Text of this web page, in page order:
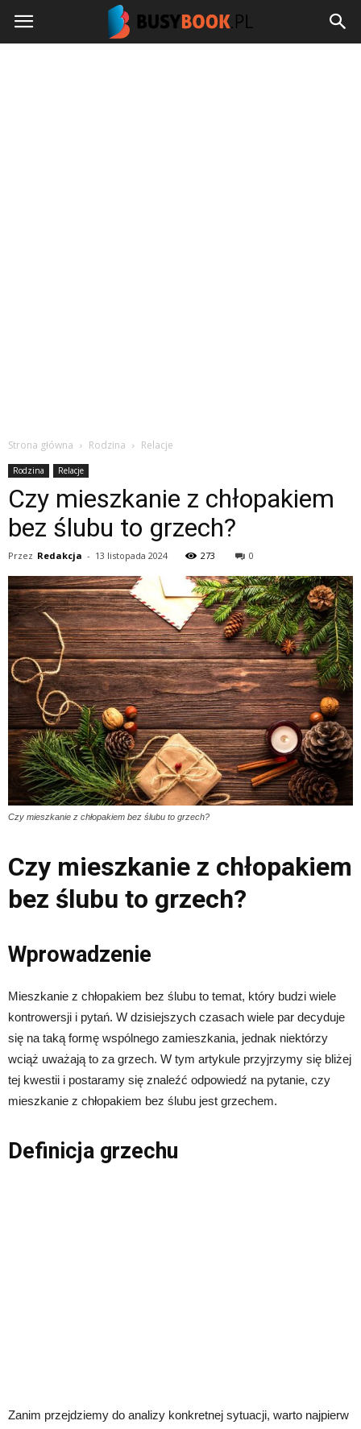
Strona główna Rodzina Relacje
Rodzina Relacje
Czy mieszkanie z chłopakiem
bez ślubu to grzech?
Przez Redakcja - 13 listopada 2024 273 0
Czy mieszkanie z chłopakiem bez ślubu to grzech?
Czy mieszkanie z chłopakiem
bez ślubu to grzech?
Wprowadzenie
Mieszkanie z chłopakiem bez ślubu to temat, który budzi wiele
kontrowersji i pytań. W dzisiejszych czasach wiele par decyduje
się na taką formę wspólnego zamieszkania, jednak niektórzy
wciąż uważają to za grzech. W tym artykule przyjrzymy się bliżej
tej kwestii i postaramy się znaleźć odpowiedź na pytanie, czy
mieszkanie z chłopakiem bez ślubu jest grzechem.
Definicja grzechu
Zanim przejdziemy do analizy konkretnej sytuacji, warto najpierw